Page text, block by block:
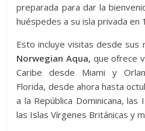
preparada para dar la
huéspedes a su isla privada en
Esto incluye visitas desde sus
Norwegian Aqua, que ofrece
Caribe desde Miami y
Florida, desde ahora hasta
a la República Dominicana, las
las Islas Vírgenes Británicas y